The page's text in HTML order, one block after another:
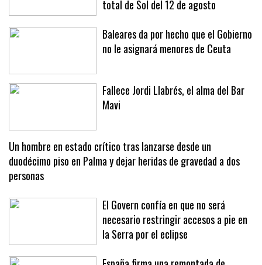
dispositivo especial para el eclipse
total de Sol del 12 de agosto
Baleares da por hecho que el Gobierno
Fallece Jordi Llabrés, el alma del Bar
Un hombre en estado crítico tras lanzarse desde un
duodécimo piso en Palma y dejar heridas de gravedad a dos
personas
El Govern confía en que no será
necesario restringir accesos a pie en
la Serra por el eclipse